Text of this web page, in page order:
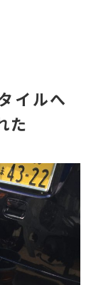
イルへ
た